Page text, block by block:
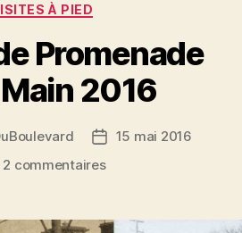
Catégories
À PIED
Promenade
2016
Date15 mai 2016
2 commentairessur
Promenade